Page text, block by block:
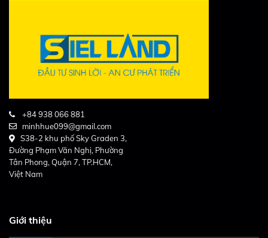
+84 938 066 881
minhhue099@gmail.com
S38-2 khu phố Sky Graden 3,
Đường Phạm Văn Nghị, Phường
Tân Phong, Quận 7, TP.HCM,
Việt Nam
Giới thiệu